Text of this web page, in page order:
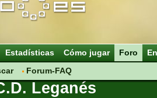
Estadísticas Cómo jugar
Foro
Forum-FAQ
Leganés